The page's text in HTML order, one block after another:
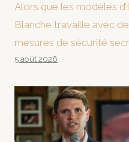
Alors que les modèles
Blanche travaille avec
mesures de sécurité
5 août 2026